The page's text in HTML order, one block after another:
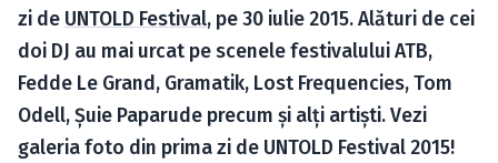
zi de UNTOLD Festival, pe 30 iulie 2015. Alături de cei
doi DJ au mai urcat pe scenele festivalului ATB,
Fedde Le Grand, Gramatik, Lost Frequencies, Tom
Odell, Şuie Paparude precum şi alţi artişti. Vezi
galeria foto din prima zi de UNTOLD Festival 2015!